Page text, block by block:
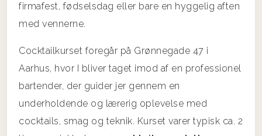
firmafest, fødselsdag eller bare en hyggelig aften
med vennerne.
Cocktailkurset foregår på Grønnegade 47 i
Aarhus, hvor I bliver taget imod af en professionel
bartender, der guider jer gennem en
underholdende og lærerig oplevelse med
cocktails, smag og teknik. Kurset varer typisk ca. 2